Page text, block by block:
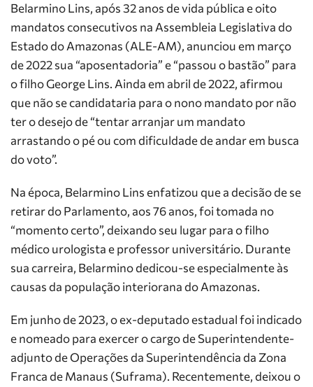
Belarmino Lins, após 32 anos de vida pública e oito
mandatos consecutivos na Assembleia Legislativa do
Estado do Amazonas (ALE-AM), anunciou em março
de 2022 sua “aposentadoria” e “passou o bastão” para
o filho George Lins. Ainda em abril de 2022, afirmou
que não se candidataria para o nono mandato por não
ter o desejo de “tentar arranjar um mandato
arrastando o pé ou com dificuldade de andar em busca
do voto”.
Na época, Belarmino Lins enfatizou que a decisão de se
retirar do Parlamento, aos 76 anos, foi tomada no
“momento certo”, deixando seu lugar para o filho
médico urologista e professor universitário. Durante
sua carreira, Belarmino dedicou-se especialmente às
causas da população interiorana do Amazonas.
Em junho de 2023, o ex-deputado estadual foi indicado
e nomeado para exercer o cargo de Superintendente-
adjunto de Operações da Superintendência da Zona
Franca de Manaus (Suframa). Recentemente, deixou o